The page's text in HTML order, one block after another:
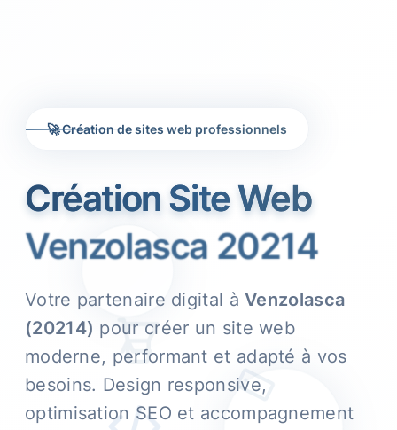
🚀 Création de sites web professionnels
Création Site Web
Venzolasca 20214
Votre partenaire digital àVenzolasca
(20214) pour créer un site web
moderne, performant et adapté à vos
besoins. Design responsive,
optimisation SEO et accompagnement